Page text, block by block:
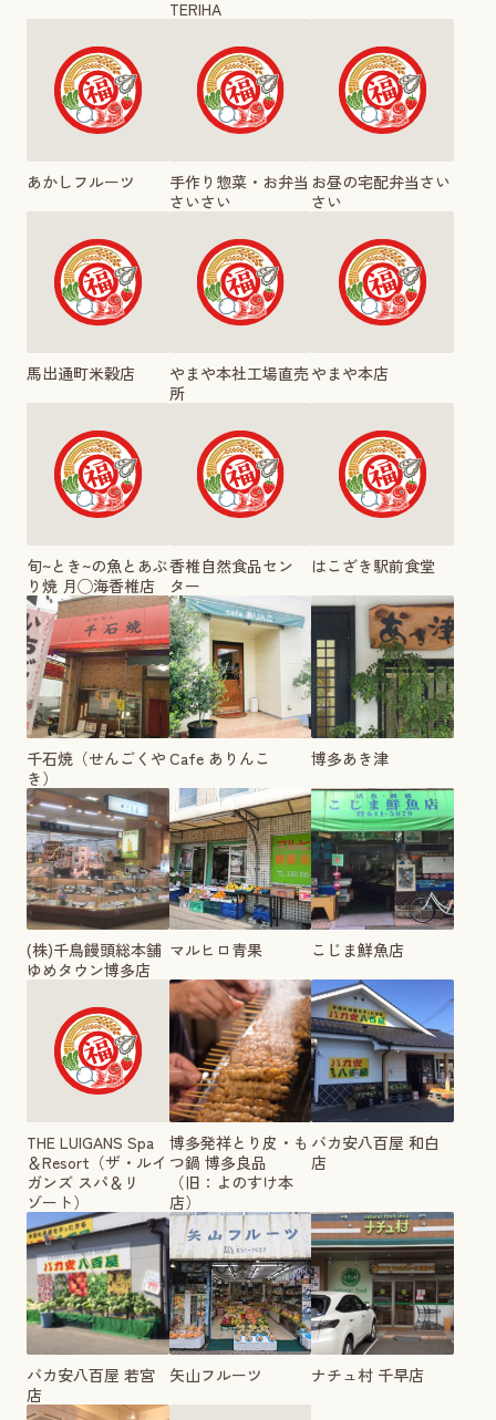
TERIHA
あかしフルーツ
手作り惣菜・お弁当
さいさい
お昼の宅配弁当さい
さい
馬出通町米穀店
やまや本社工場直売
所
やまや本店
旬~とき~の魚とあぶ
り焼 月◯海香椎店
香椎自然食品セン
ター
はこざき駅前食堂
千石焼（せんごくや
き）
Cafe ありんこ 博多あき津
(株)千鳥饅頭総本舗
ゆめタウン博多店
マルヒロ青果 こじま鮮魚店
THE LUIGANS Spa
＆Resort（ザ・ルイ
ガンズ スパ＆リ
ゾート）
博多発祥とり皮・も
つ鍋 博多良品
（旧：よのすけ本
店）
バカ安八百屋 和白
店
バカ安八百屋 若宮
店
矢山フルーツ ナチュ村 千早店